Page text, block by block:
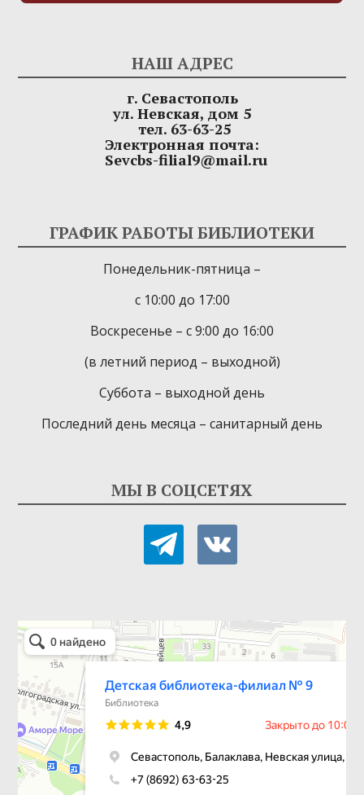
НАШ АДРЕС
г. Севастополь
ул. Невская, дом 5
тел. 63-63-25
Электронная почта:
Sevcbs-filial9@mail.ru
ГРАФИК РАБОТЫ БИБЛИОТЕКИ
Понедельник-пятница –
с 10:00 до 17:00
Воскресенье – с 9:00 до 16:00
(в летний период – выходной)
Суббота – выходной день
Последний день месяца – санитарный день
МЫ В СОЦСЕТЯХ
telegram vkontakte
Детская библиотека-филиал № 9
Библиотека в Севастополе